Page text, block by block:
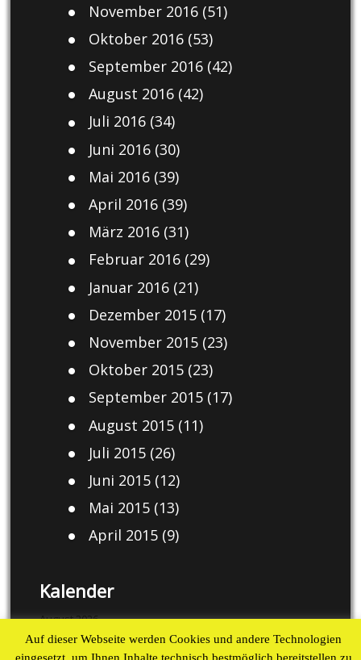
November 2016(51)
Oktober 2016(53)
September 2016(42)
August 2016(42)
Juli 2016(34)
Juni 2016(30)
Mai 2016(39)
April 2016(39)
März 2016(31)
Februar 2016(29)
Januar 2016(21)
Dezember 2015(17)
November 2015(23)
Oktober 2015(23)
September 2015(17)
August 2015(11)
Juli 2015(26)
Juni 2015(12)
Mai 2015(13)
April 2015(9)
Kalender
August 2026
M D M D F S S
Auf dieser Webseite werden Cookies und andere Technologien